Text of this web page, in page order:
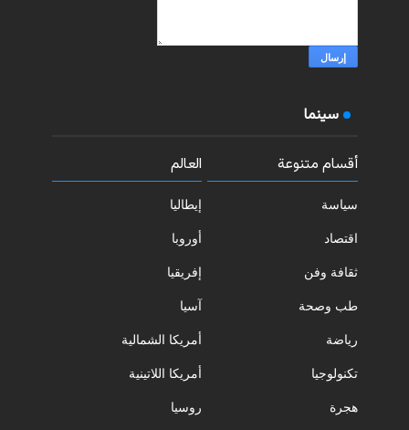
سينما
أقسام متنوعة
سياسة
اقتصاد
ثقافة وفن
طب وصحة
رياضة
تكنولوجيا
هجرة
العالم
إيطاليا
أوروبا
إفريقيا
آسيا
أمريكا الشمالية
أمريكا اللاتينية
روسيا